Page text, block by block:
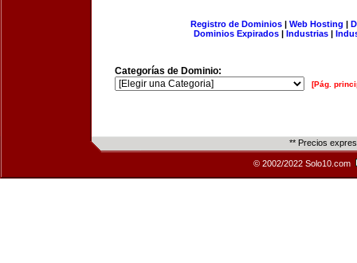
Registro de Dominios| Web Hosting |
Dominios Expirados | Industrias |
Categorías de Dominio:
[Pág.
** Precios
© 2002/2022 Solo10.com